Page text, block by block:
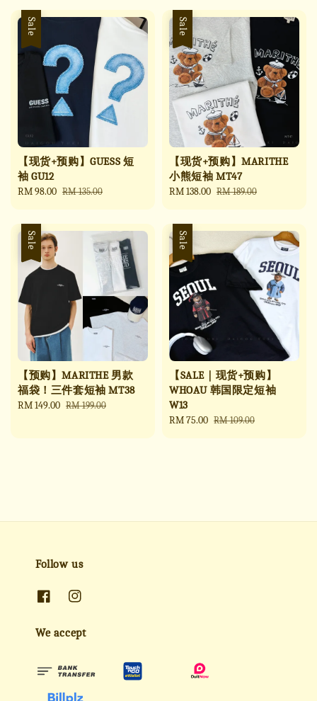
Sale
【现货+预购】GUESS 短
袖 GU12
Sale
RM 98.00 Regular
RM 135.00
Sale
【现货+预购】MARITHE
小熊短袖 MT47
Sale
RM 138.00 Regular
RM 189.00
Sale
【预购】MARITHE 男款
福袋！三件套短袖 MT38
Sale
RM 149.00 Regular
RM 199.00
Sale
【SALE｜现货+预购】
WHOAU 韩国限定短袖
W13
Sale
RM 75.00 Regular
RM 109.00
Follow us
We accept